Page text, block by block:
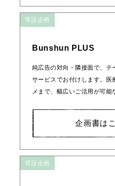
常設企画
Bunshun PLUS
純広告の対向・隣接面で、テ
サービスでお付けします。医
メまで、幅広いご活用が可能
企画書は
常設企画